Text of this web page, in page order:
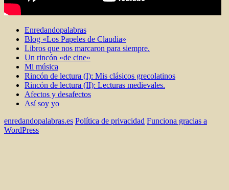
Enredandopalabras
Blog «Los Papeles de Claudia»
Libros que nos marcaron para siempre.
Un rincón «de cine»
Mi música
Rincón de lectura (I): Mis clásicos grecolatinos
Rincón de lectura (II): Lecturas medievales.
Afectos y desafectos
Así soy yo
enredandopalabras.es Política de privacidad Funciona gracias a
WordPress